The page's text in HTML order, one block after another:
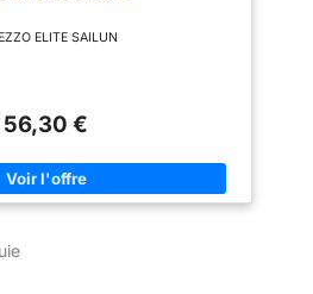
ELITE SAILUN
56,30 €